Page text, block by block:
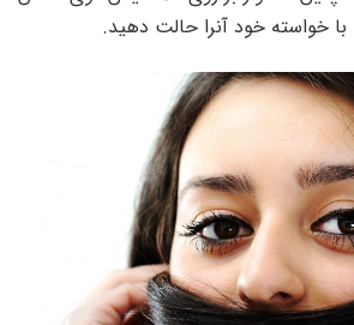
با خواسته خود آنرا حالت دهید.